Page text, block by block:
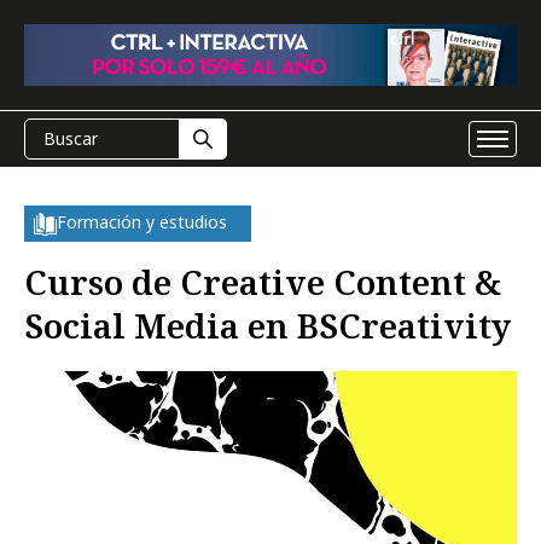
Formación y estudios
Curso de Creative Content &
Social Media en BSCreativity